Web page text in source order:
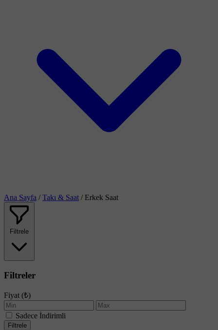
Ana Sayfa / Takı & Saat / Erkek Saat
Filtrele
Filtreler
Fiyat (₺)
Sadece İndirimli
Filtrele